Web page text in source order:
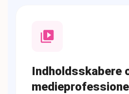
Indholdsskabere